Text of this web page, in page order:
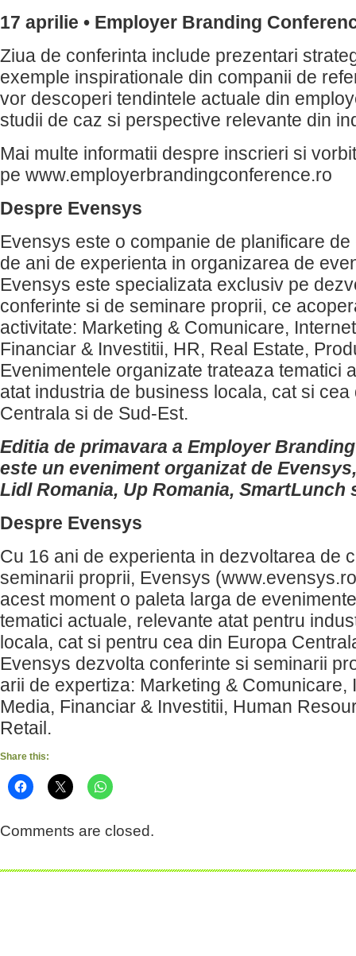
17 aprilie • Employer Branding
Ziua de conferinta include prezentari
exemple inspirationale din companii de
vor descoperi tendintele actuale din
studii de caz si perspective relevante din
Mai multe informatii despre inscrieri si
pe www.employerbrandingconference.ro
Despre Evensys
Evensys este o companie de planificare
de ani de experienta in organizarea de
Evensys este specializata exclusiv pe
conferinte si de seminare proprii, ce
activitate: Marketing & Comunicare,
Financiar & Investitii, HR, Real Estate,
Evenimentele organizate trateaza tematici
atat industria de business locala, cat si cea
Centrala si de Sud-Est.
Editia de primavara a Employer
este un eveniment organizat de
Lidl Romania, Up Romania, SmartLunch
Despre Evensys
Cu 16 ani de experienta in dezvoltarea de
seminarii proprii, Evensys
acest moment o paleta larga de
tematici actuale, relevante atat pentru
locala, cat si pentru cea din Europa
Evensys dezvolta conferinte si seminarii
arii de expertiza: Marketing & Comunicare,
Media, Financiar & Investitii, Human
Retail.
Share this:
Comments are closed.